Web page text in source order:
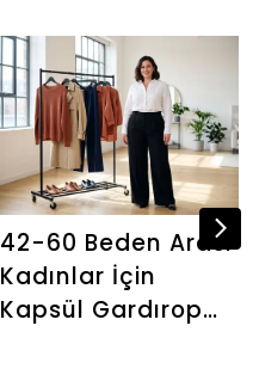
42-60 Beden Arası
Kadınlar İçin
Kapsül Gardırop